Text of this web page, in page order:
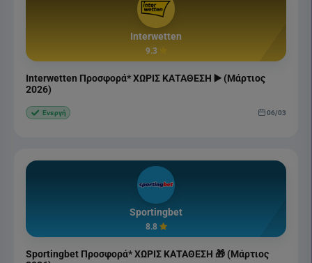
Interwetten
9.3
Interwetten Προσφορά* ΧΩΡΙΣ ΚΑΤΑΘΕΣΗ ▶️ (Μάρτιος
2026)
Ενεργή 06/03
Sportingbet
8.8
Sportingbet Προσφορά* ΧΩΡΙΣ ΚΑΤΑΘΕΣΗ 🎁 (Μάρτιος